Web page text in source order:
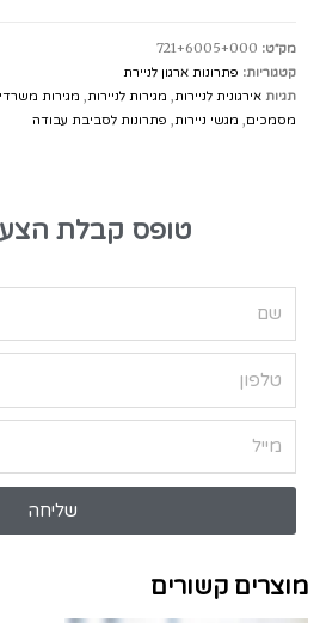
מק״ט: 721+6005+000
קטגוריות: פתרונות ארגון לניירת
תגיות אירגונית לניירות מגירות לניירות מגירות
מסמכים מגשי ניירות פתרונות לסביבת עבודה
טופס קבלת
שליחה
מוצרים קשורים